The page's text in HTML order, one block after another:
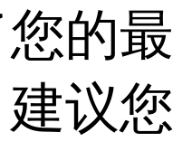
的最
议您